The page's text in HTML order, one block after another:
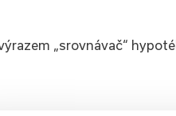
„srovnávač“